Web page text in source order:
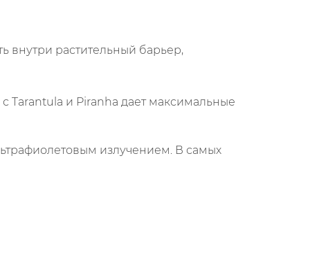
внутри растительный барьер,
Tarantula и Piranha дает максимальные
излучением. В самых